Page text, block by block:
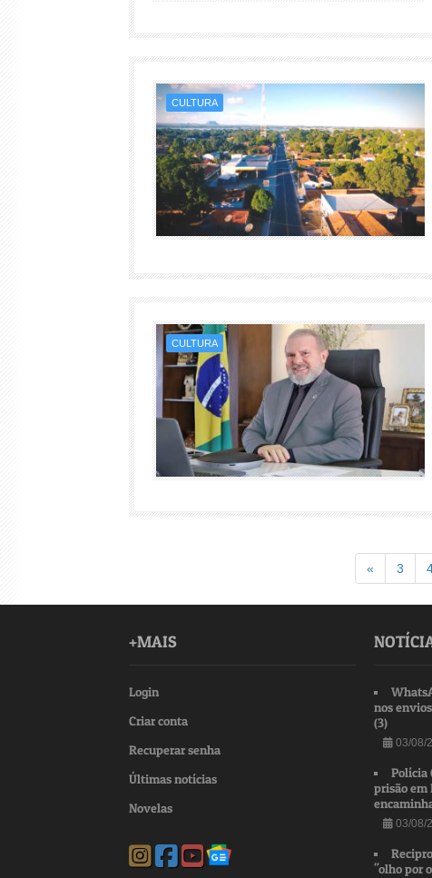
CULTURA
CULTURA
« Voltar
3
+MAIS
Login
Criar conta
Recuperar senha
Últimas notícias
Novelas
nos
(3)
03/
Polícia
prisão em
03/
"olho por